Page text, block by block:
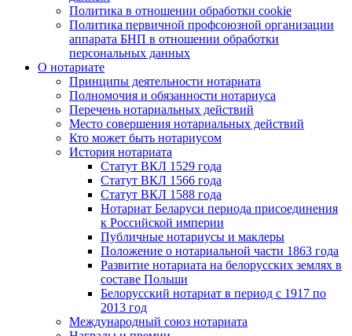
Политика в отношении обработки cookie
Политика первичной профсоюзной организации
аппарата БНП в отношении обработки
персональных данных
О нотариате
Принципы деятельности нотариата
Полномочия и обязанности нотариуса
Перечень нотариальных действий
Место совершения нотариальных действий
Кто может быть нотариусом
История нотариата
Статут ВКЛ 1529 года
Статут ВКЛ 1566 года
Статут ВКЛ 1588 года
Нотариат Беларуси периода присоединения
к Российской империи
Публичные нотариусы и маклеры
Положение о нотариальной части 1863 года
Развитие нотариата на белорусских землях в
составе Польши
Белорусский нотариат в период с 1917 по
2013 год
Международный союз нотариата